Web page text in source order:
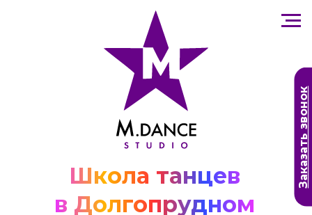
Школа танцев
в Долгопрудном
Заказать звонок